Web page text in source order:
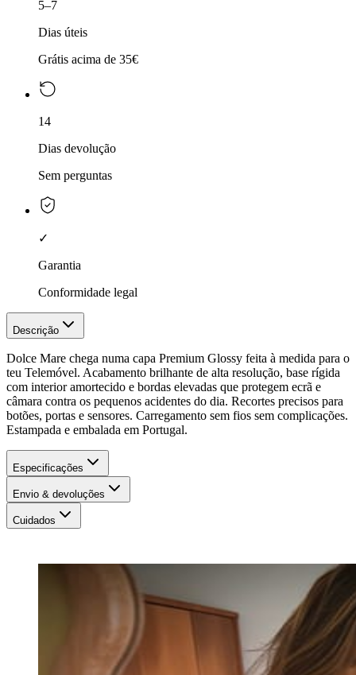
5–7
Dias úteis
Grátis acima de 35€
14
Dias devolução
Sem perguntas
✓
Garantia
Conformidade legal
Descrição
Dolce Mare chega numa capa Premium Glossy feita à medida para o
teu Telemóvel. Acabamento brilhante de alta resolução, base rígida
com interior amortecido e bordas elevadas que protegem ecrã e
câmara contra os pequenos acidentes do dia. Recortes precisos para
botões, portas e sensores. Carregamento sem fios sem complicações.
Estampada e embalada em Portugal.
Especificações
Envio & devoluções
Cuidados